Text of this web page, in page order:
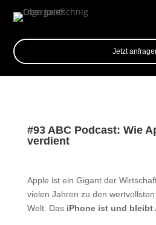
Jetzt
#93 ABC Podcast: Wie
verdient
Apple ist ein Gigant der
vielen Jahren zu den
Welt. DasiPhone ist und bleibt